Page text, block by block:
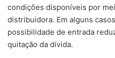
condições disponíveis por
distribuidora. Em alguns
possibilidade de entrada
quitação da dívida.